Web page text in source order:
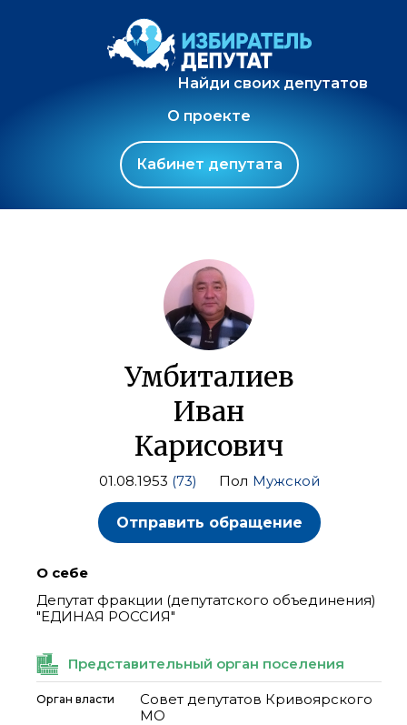
Найди своих депутатов
О проекте
Кабинет депутата
Умбиталиев
Иван
Карисович
01.08.1953 (73) Пол Мужской
Отправить обращение
О себе
Депутат фракции (депутатского объединения)
"ЕДИНАЯ РОССИЯ"
Представительный орган поселения
Орган власти
Совет депутатов Кривоярского
МО